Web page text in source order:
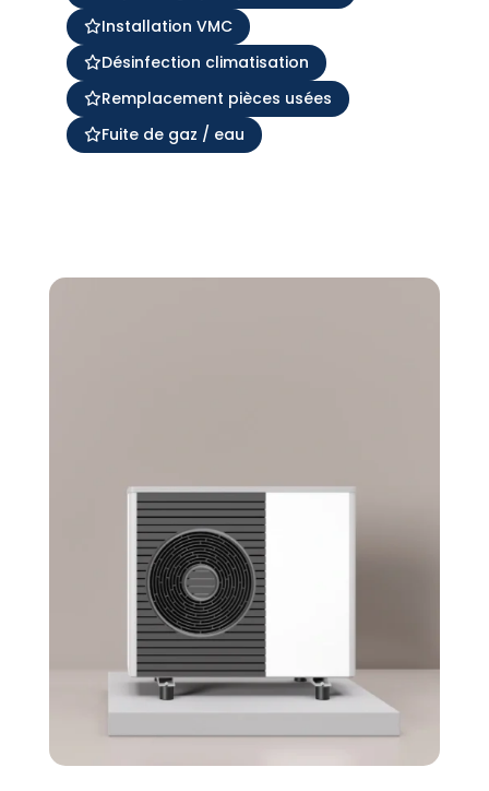
Installation VMC
Désinfection climatisation
Remplacement pièces usées
Fuite de gaz / eau